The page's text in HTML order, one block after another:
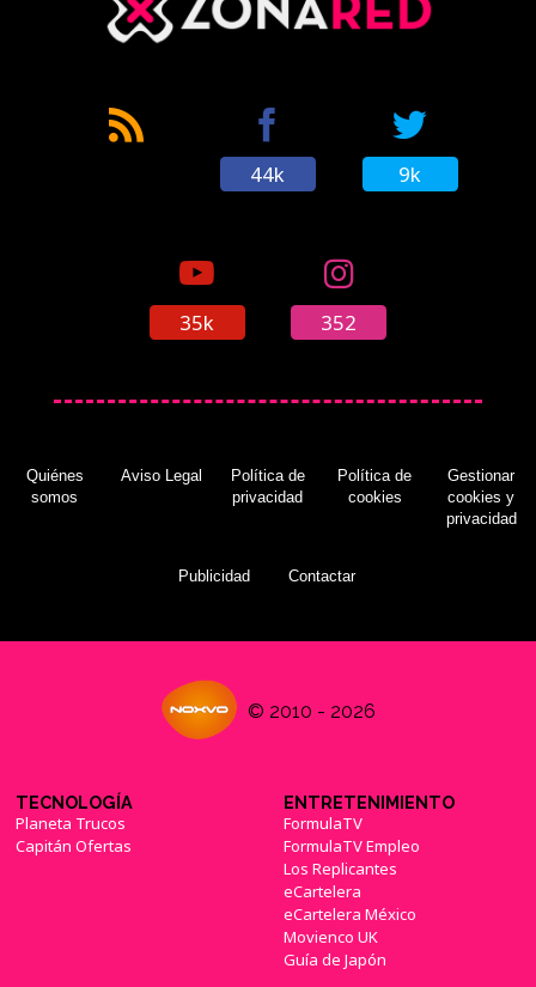
44k 9k
35k 352
Quiénes
somos
Aviso Legal
Política de
privacidad
Política de
cookies
Gestionar
cookies y
privacidad
Publicidad Contactar
© 2010 - 2026
TECNOLOGÍA
Planeta Trucos
Capitán Ofertas
ENTRETENIMIENTO
FormulaTV
FormulaTV Empleo
Los Replicantes
eCartelera
eCartelera México
Movienco UK
Guía de Japón